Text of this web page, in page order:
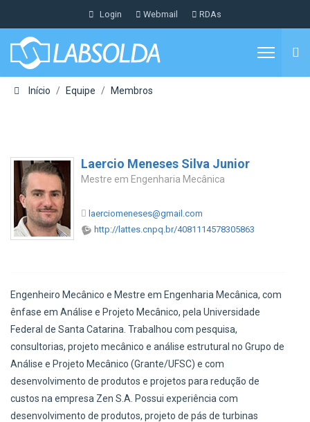
Login Webmail RDAs
Início Equipe Membros
Laercio Meneses Silva Junior
Mestre em Engenharia Mecânica
laerciomeneses@gmail.com
http://lattes.cnpq.br/4081114578305863
Engenheiro Mecânico e Mestre em Engenharia Mecânica, com
ênfase em Análise e Projeto Mecânico, pela Universidade
Federal de Santa Catarina. Trabalhou com pesquisa,
consultorias, projeto mecânico e análise estrutural no Grupo de
Análise e Projeto Mecânico (Grante/UFSC) e com
desenvolvimento de produtos e projetos para redução de
custos na empresa Zen S.A. Possui experiência com
desenvolvimento de produtos, projeto de pás de turbinas